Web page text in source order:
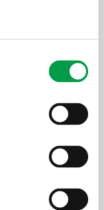
wel: steden en
niet optreden